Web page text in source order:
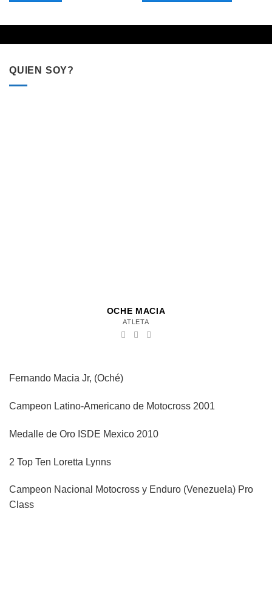
QUIEN SOY?
OCHE MACIA
ATLETA
Fernando Macia Jr, (Oché)
Campeon Latino-Americano de Motocross 2001
Medalle de Oro ISDE Mexico 2010
2 Top Ten Loretta Lynns
Campeon Nacional Motocross y Enduro (Venezuela) Pro
Class